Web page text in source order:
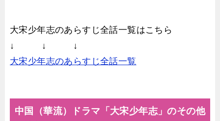
大宋少年志のあらすじ全話一覧はこちら
↓ ↓ ↓
大宋少年志のあらすじ全話一覧
中国（華流）ドラマ「大宋少年志」のその他